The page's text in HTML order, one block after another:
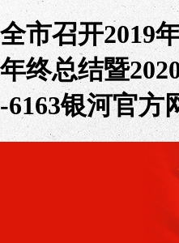
全市召开2019
年终总结暨
-6163银河官方